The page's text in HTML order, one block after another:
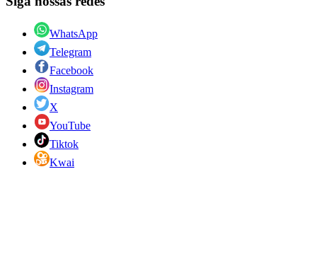
WhatsApp
Telegram
Facebook
Instagram
X
YouTube
Tiktok
Kwai